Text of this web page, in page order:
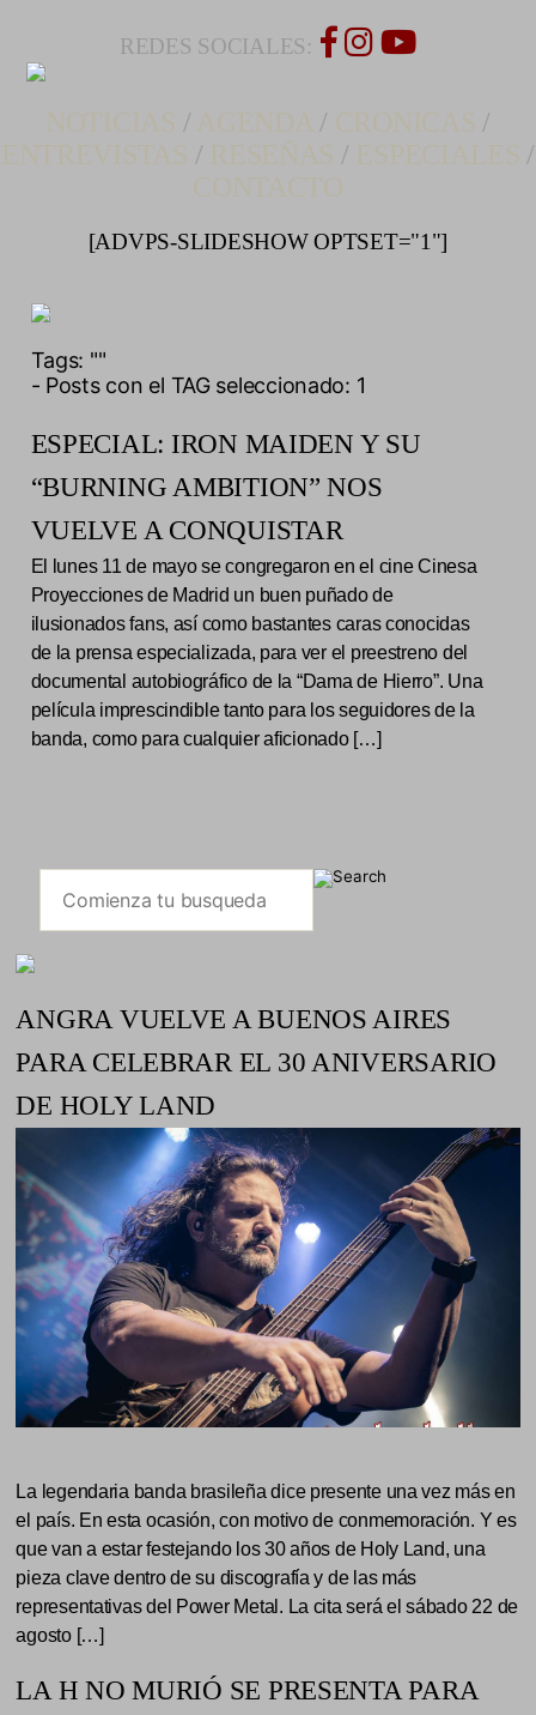
REDES SOCIALES:
/ /
/
/ /
/
[ADVPS-SLIDESHOW OPTSET="1"]
Tags: ""
- Posts con el TAG seleccionado: 1
ESPECIAL: IRON MAIDEN Y SU
“BURNING AMBITION” NOS
VUELVE A CONQUISTAR
El lunes 11 de mayo se congregaron en el cine Cinesa
Proyecciones de Madrid un buen puñado de
ilusionados fans, así como bastantes caras conocidas
de la prensa especializada, para ver el preestreno del
documental autobiográfico de la “Dama de Hierro”. Una
película imprescindible tanto para los seguidores de la
banda, como para cualquier aficionado […]
ANGRA VUELVE A BUENOS AIRES
PARA CELEBRAR EL 30 ANIVERSARIO
DE HOLY LAND
La legendaria banda brasileña dice presente una vez más en
el país. En esta ocasión, con motivo de conmemoración. Y es
que van a estar festejando los 30 años de Holy Land, una
pieza clave dentro de su discografía y de las más
representativas del Power Metal. La cita será el sábado 22 de
agosto […]
LA H NO MURIÓ SE PRESENTA PARA